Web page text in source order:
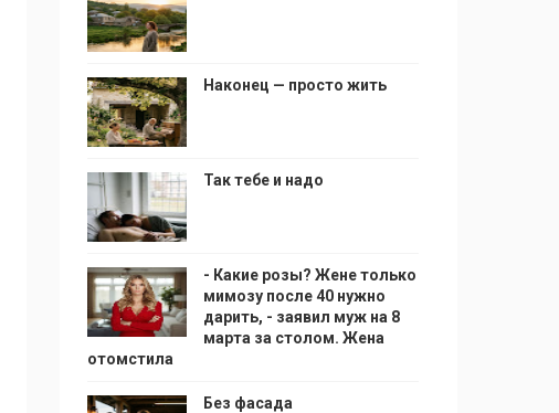
Наконец — просто жить
Так тебе и надо
- Какие розы? Жене только
мимозу после 40 нужно
дарить, - заявил муж на 8
марта за столом. Жена
отомстила
Без фасада